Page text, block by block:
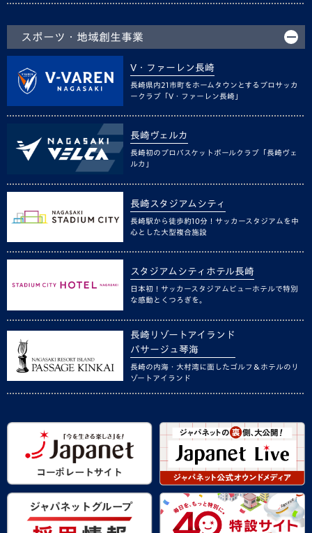
スポーツ・地域創生事業
V・ファーレン長崎
長崎県内21市町をホームタウンとするプロサッカ
ークラブ「V・ファーレン長崎」
長崎ヴェルカ
長崎初のプロバスケットボールクラブ「長崎ヴェ
ルカ」
長崎スタジアムシティ
長崎駅から徒歩約10分！サッカースタジアムを中
心とした大型複合施設
スタジアムシティホテル長崎
日本初！サッカースタジアムビューホテルで特別
な感動とくつろぎを。
長崎リゾートアイランド
パサージュ琴海
長崎の内海・大村湾に面したゴルフ＆ホテルのリ
ゾートアイランド